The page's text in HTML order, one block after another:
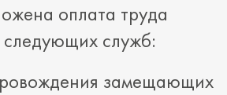
оплата труда
следующих служб:
замещающих